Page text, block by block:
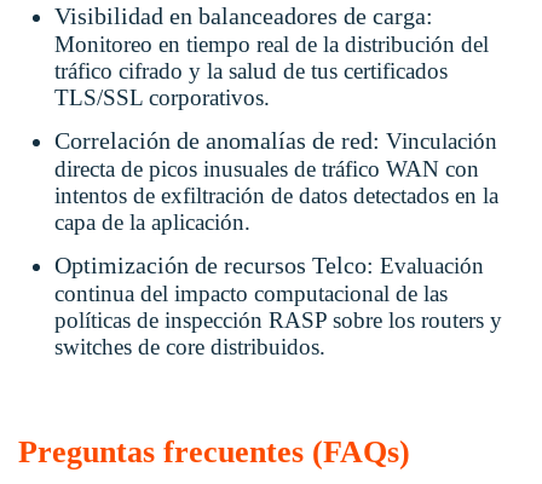
Visibilidad en balanceadores de carga:
Monitoreo en tiempo real de la distribución del
tráfico cifrado y la salud de tus certificados
TLS/SSL corporativos.
Correlación de anomalías de red: Vinculación
directa de picos inusuales de tráfico WAN con
intentos de exfiltración de datos detectados en la
capa de la aplicación.
Optimización de recursos Telco: Evaluación
continua del impacto computacional de las
políticas de inspección RASP sobre los routers y
switches de core distribuidos.
Preguntas frecuentes (FAQs)